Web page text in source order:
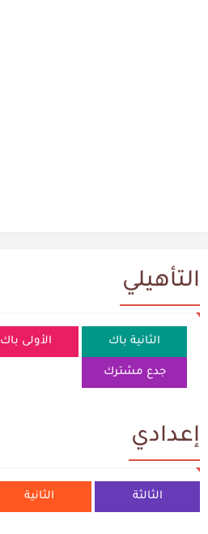
التأهيلي
الثانية باك الأولى باك
جدع مشترك
إعدادي
الثالثة الثانية